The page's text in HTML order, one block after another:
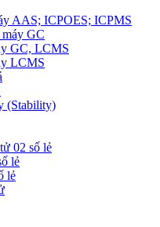
AAS; ICPOES; ICPMS
GC
GC, LCMS
LCMS
(Stability)
02 số lẻ
lẻ
lẻ